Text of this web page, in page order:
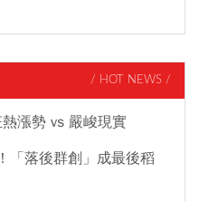
/ HOT NEWS /
漲勢 vs 嚴峻現實
「落後群創」成最後稻